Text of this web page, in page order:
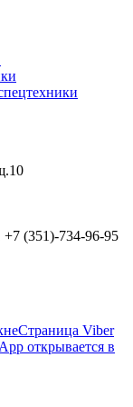
+7 (351)-734-96-95
Страница Viber
открывается в